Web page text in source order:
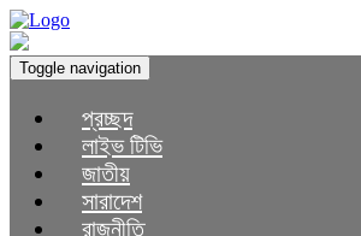
Toggle navigation
প্রচ্ছদ
লাইভ টিভি
জাতীয়
সারাদেশ
রাজনীতি